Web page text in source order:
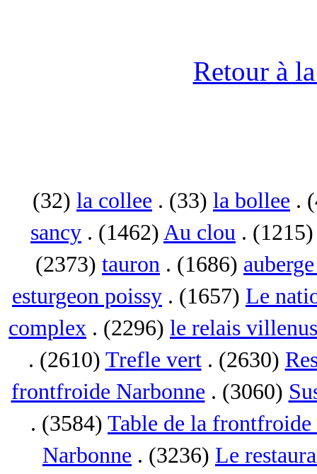
Retour à
(32) la collee . (33) la bollee .
sancy . (1462) Au clou .
(2373) tauron . (1686)
esturgeon poissy . (1657) Le
complex . (2296) le relais villenus
. (2610) Trefle vert. (2630)
frontfroide Narbonne . (3060)
. (3584) Table de la frontfroide
Narbonne . (3236) Le